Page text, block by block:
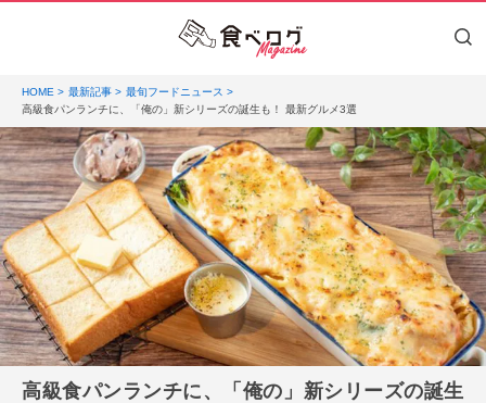
HOME 最新記事
最旬フードニュース
高級食パンランチに、「俺の」新シリーズの誕生も！ 最新グルメ3選
高級食パンランチに、「俺の」新シリーズの誕生